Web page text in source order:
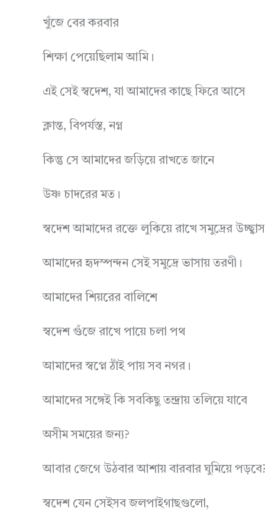
খুঁজে বের করবার
শিক্ষা পেয়েছিলাম আমি।
এই সেই স্বদেশ, যা আমাদের কাছে ফিরে আসে
ক্লান্ত, বিপর্যস্ত, নগ্ন
কিন্তু সে আমাদের জড়িয়ে রাখতে জানে
উষ্ণ চাদরের মত।
স্বদেশ আমাদের রক্তে লুকিয়ে রাখে সমুদ্রের
আমাদের হৃদস্পন্দন সেই সমুদ্রে ভাসায় তরণী।
আমাদের শিয়রের বালিশে
স্বদেশ গুঁজে রাখে পায়ে চলা পথ
আমাদের স্বপ্নে ঠাঁই পায় সব নগর।
আমাদের সঙ্গেই কি সবকিছু তন্দ্রায় তলিয়ে যাবে
অসীম সময়ের জন্য?
আবার জেগে উঠবার আশায় বারবার ঘুমিয়ে
স্বদেশ যেন সেইসব জলপাইগাছগুলো,